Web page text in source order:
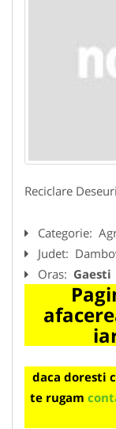
Reciclare
Categorie:
Judet:
Oras: Gaesti
daca doresti
te rugam